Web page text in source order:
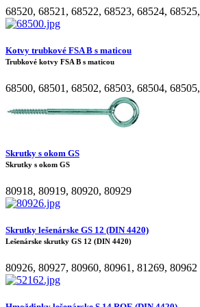
68520, 68521 , 68522, 68523, 68524, 68525,
Kotvy trubkové FSA B s maticou
Trubkové kotvy FSA B s maticou
68500, 68501, 68502, 68503, 68504, 68505,
Skrutky s okom GS
Skrutky s okom GS
80918, 80919, 80920, 80929
Skrutky lešenárske GS 12 (DIN 4420)
Lešenárske skrutky GS 12 (DIN 4420)
80926, 80927, 80960, 80961 , 81269, 80962